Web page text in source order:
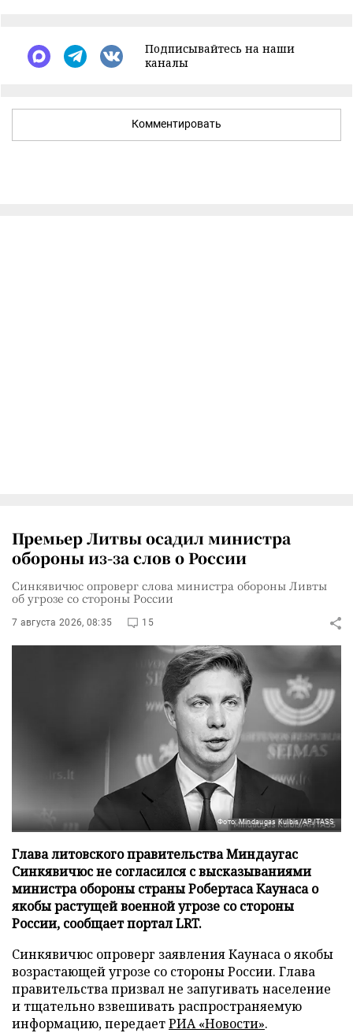
Подписывайтесь на наши
каналы
Комментировать
Премьер Литвы осадил министра
обороны из-за слов о России
Синкявичюс опроверг слова министра обороны Ливты
об угрозе со стороны России
7 августа 2026, 08:35 15
Фото: Mindaugas Kulbis/AP/TASS
Глава литовского правительства Миндаугас
Синкявичюс не согласился с высказываниями
министра обороны страны Робертаса Каунаса о
якобы растущей военной угрозе со стороны
России, сообщает портал LRT.
Синкявичюс опроверг заявления Каунаса о якобы
возрастающей угрозе со стороны России. Глава
правительства призвал не запугивать население
и тщательно взвешивать распространяемую
информацию, передаетРИА «Новости».